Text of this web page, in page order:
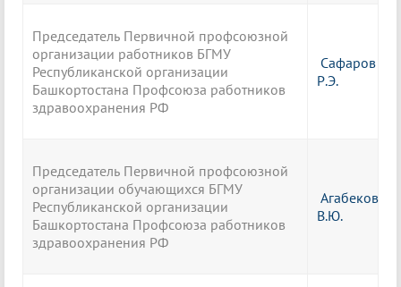
Председатель Первичной профсоюзной
организации работников БГМУ
Республиканской организации
Башкортостана Профсоюза работников
здравоохранения РФ
Сафаров
Р.Э.
Председатель Первичной профсоюзной
организации обучающихся БГМУ
Республиканской организации
Башкортостана Профсоюза работников
здравоохранения РФ
Агабеков
В.Ю.